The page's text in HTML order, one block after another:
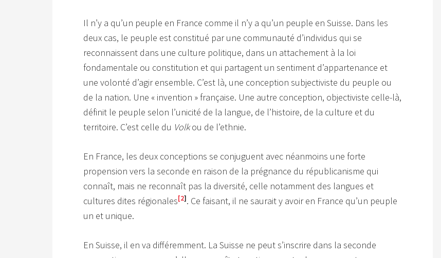
Il n’y a qu’un peuple en France comme il n’y a qu’un peuple en Suisse. Dans les
deux cas, le peuple est constitué par une communauté d’individus qui se
reconnaissent dans une culture politique, dans un attachement à la loi
fondamentale ou constitution et qui partagent un sentiment d’appartenance et
une volonté d’agir ensemble. C’est là, une conception subjectiviste du peuple ou
de la nation. Une « invention » française. Une autre conception, objectiviste celle-là,
définit le peuple selon l’unicité de la langue, de l’histoire, de la culture et du
territoire. C’est celle du Volkou de l’ethnie.
En France, les deux conceptions se conjuguent avec néanmoins une forte
propension vers la seconde en raison de la prégnance du républicanisme qui
connaît, mais ne reconnaît pas la diversité, celle notamment des langues et
cultures dites régionales[2]. Ce faisant, il ne saurait y avoir en France qu’un peuple
un et unique.
En Suisse, il en va différemment. La Suisse ne peut s’inscrire dans la seconde